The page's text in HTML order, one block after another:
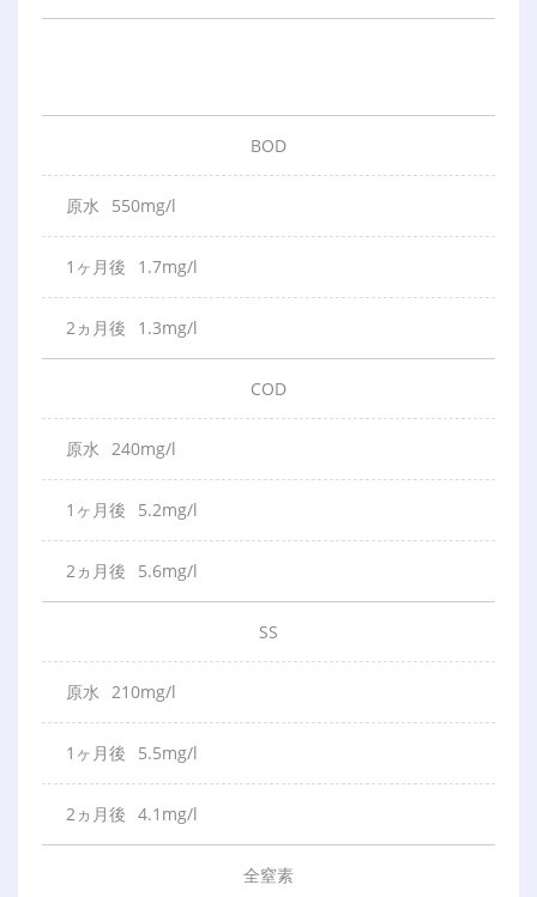
BOD
550mg/l
1.7mg/l
1.3mg/l
COD
240mg/l
5.2mg/l
5.6mg/l
SS
210mg/l
5.5mg/l
4.1mg/l
全窒素